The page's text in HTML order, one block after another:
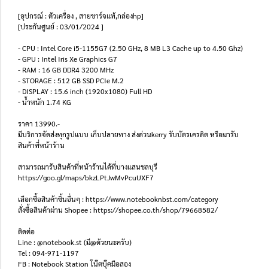
[อุปกรณ์ : ตัวเครื่อง , สายชาร์จแท้,กล่องhp]
[ประกันศูนย์ : 03/01/2024 ]
- CPU : Intel Core i5-1155G7 (2.50 GHz, 8 MB L3 Cache up to 4.50 Ghz)
- GPU : Intel Iris Xe Graphics G7
- RAM : 16 GB DDR4 3200 MHz
- STORAGE : 512 GB SSD PCIe M.2
- DISPLAY : 15.6 inch (1920x1080) Full HD
- น้ำหนัก 1.74 KG
ราคา 13990.-
มีบริการจัดส่งทุกรูปแบบ เก็บปลายทาง ส่งด่วนkerry รับบัตรเครดิต หรือมารับ
สินค้าที่หน้าร้าน
สามารถมารับสินค้าที่หน้าร้านได้ที่บางแสนชลบุรี
https://goo.gl/maps/bkzLPtJwMvPcuUXF7
เลือกซื้อสินค้าชิ้นอื่นๆ : https://www.notebooknbst.com/category
สั่งซื้อสินค้าผ่าน Shopee : https://shopee.co.th/shop/79668582/
ติดต่อ
Line : @notebook.st (มี@ด้วยนะครับ)
Tel : 094-971-1197
FB : Notebook Station โน๊ตบุ๊คมือสอง